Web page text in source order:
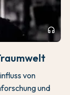
headphones
von
und